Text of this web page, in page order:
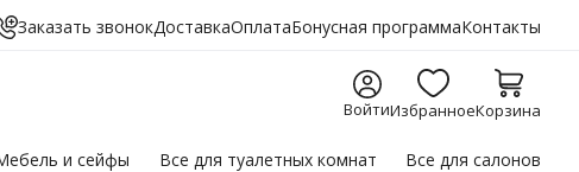
Заказать звонокДоставкаОплатаБонусная программаКонтакты
ВойтиИзбранноеКорзина
и сейфы Все для туалетных комнат Все для салонов